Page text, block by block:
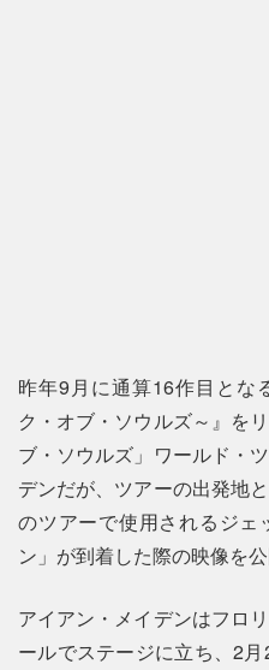
昨年9月に通算16作目とな
ク・オブ・ソウルズ～』を
ブ・ソウルズ」ワールド・
デンだが、ツアーの出発地
のツアーで使用されるジェ
ン」が到着した際の映像を公
アイアン・メイデンはフロ
ールでステージに立ち、2